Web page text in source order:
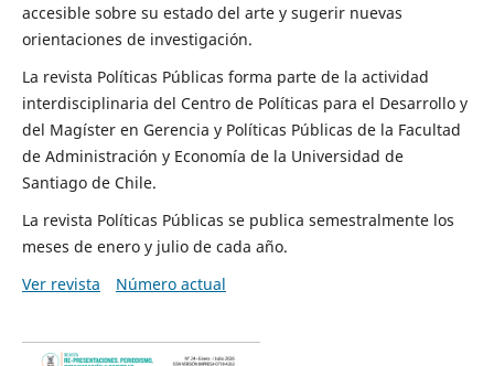
accesible sobre su estado del arte y sugerir nuevas
orientaciones de investigación.
La revista Políticas Públicas forma parte de la actividad
interdisciplinaria del Centro de Políticas para el Desarrollo y
del Magíster en Gerencia y Políticas Públicas de la Facultad
de Administración y Economía de la Universidad de
Santiago de Chile.
La revista Políticas Públicas se publica semestralmente los
meses de enero y julio de cada año.
Ver revista
Número actual